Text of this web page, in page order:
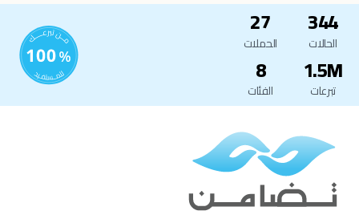
344
الحالات
27
الحملات
1.5M
تبرعات
8
الفئات